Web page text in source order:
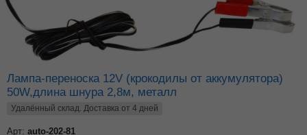
Лампа-переноска 12V (крокодилы от аккумулятора)
50W,длина шнура 2,8м, металл
Удалённый склад. Доставка от 4 дней
Арт: auto-202-81